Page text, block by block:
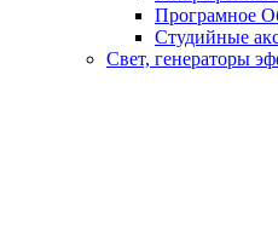
Програмное
Студийные
Свет, генераторы